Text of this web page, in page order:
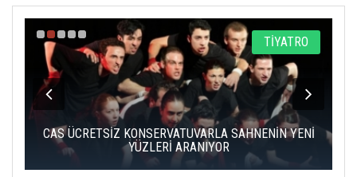
TİYATRO
CAS ÜCRETSİZ KONSERVATUVARLA SAHNENİN YENİ
YÜZLERİ ARANIYOR